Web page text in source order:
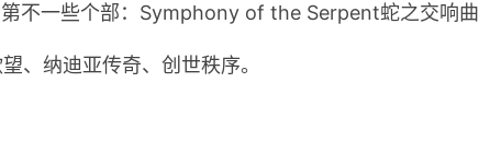
不一些个部：Symphony of the Serpent蛇之交响曲
、纳迪亚传奇、创世秩序。